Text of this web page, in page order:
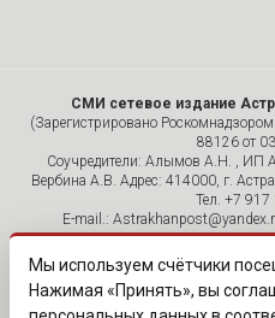
СМИ сетевое издание
(Зарегистрировано
88126 от
Соучредители: Алымов А.Н. , ИП
Вербина А.В. Адрес: 414000, г.
Тел. +7 917
E-mail.:
размещенных на страницах
допускается исключительно с
активной гиперссылки на
читателей сайта размещаются без
Мы используем счётчики
Нажимая «Принять», вы